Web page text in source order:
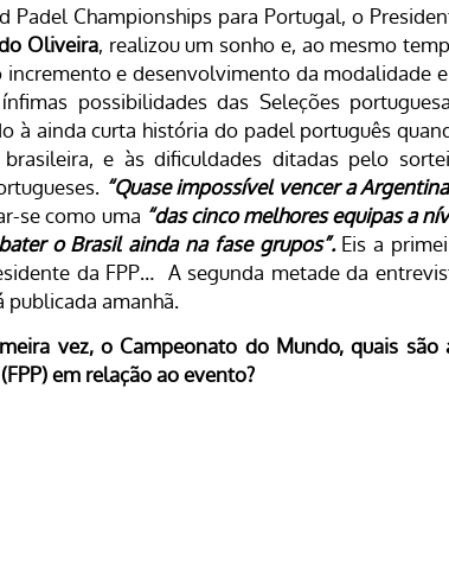
Padel Championships para Portugal, o
Oliveira, realizou um sonho e, ao mesmo
e desenvolvimento da modalidade
possibilidades das Seleções
à ainda curta história do padel português
e às dificuldades ditadas pelo
“Quase impossível vencer a
se como uma “das cinco melhores equipas a
o Brasil ainda na fase grupos”.Eis a
da FPP… A segunda metade da
publicada amanhã.
vez, o Campeonato do Mundo, quais são
em relação ao evento?